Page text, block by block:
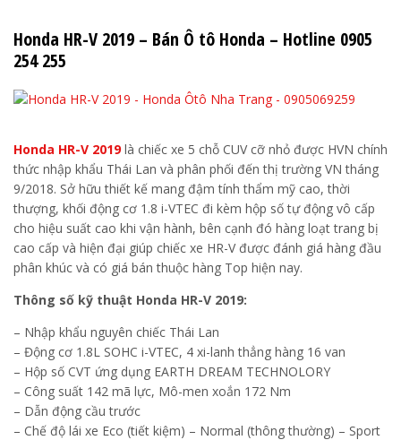
Honda HR-V 2019 – Bán Ô tô Honda – Hotline 0905
254 255
Honda HR-V 2019là chiếc xe 5 chỗ CUV cỡ nhỏ được HVN chính
thức nhập khẩu Thái Lan và phân phối đến thị trường VN tháng
9/2018. Sở hữu thiết kế mang đậm tính thẩm mỹ cao, thời
thượng, khối động cơ 1.8 i-VTEC đi kèm hộp số tự động vô cấp
cho hiệu suất cao khi vận hành, bên cạnh đó hàng loạt trang bị
cao cấp và hiện đại giúp chiếc xe HR-V được đánh giá hàng đầu
phân khúc và có giá bán thuộc hàng Top hiện nay.
Thông số kỹ thuật Honda HR-V 2019:
– Nhập khẩu nguyên chiếc Thái Lan
– Động cơ 1.8L SOHC i-VTEC, 4 xi-lanh thẳng hàng 16 van
– Hộp số CVT ứng dụng EARTH DREAM TECHNOLORY
– Công suất 142 mã lực, Mô-men xoắn 172 Nm
– Dẫn động cầu trước
– Chế độ lái xe Eco (tiết kiệm) – Normal (thông thường) – Sport